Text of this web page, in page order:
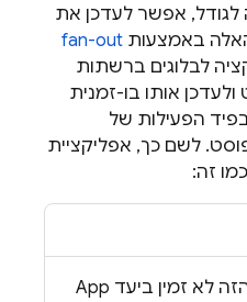
אפשר לעדכן את
באמצעות fan-out
לבלוגים ברשתות
ולעדכן אותו בו-זמנית
הפעילות של
לשם כך, אפליקציית
זה:
מוצר Firebase הזה לא זמין ביעד App